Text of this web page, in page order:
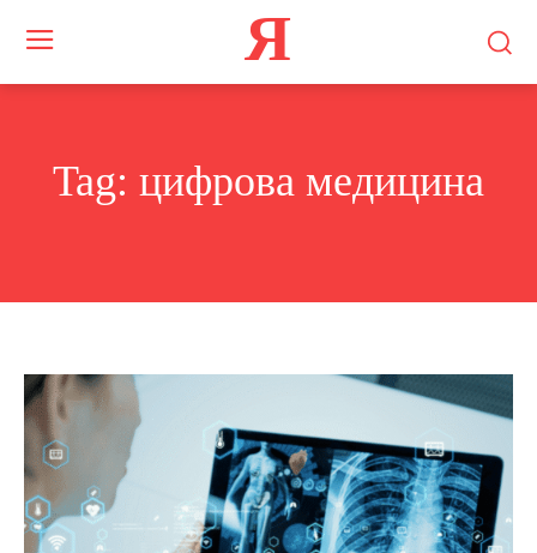
Я
Tag: цифрова медицина